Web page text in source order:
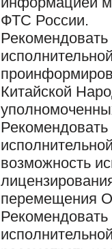
ФТС России.
Китайской
возможность
перемещения